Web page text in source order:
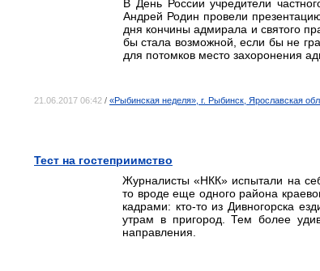
В День России учредители
Андрей Родин провели
дня кончины адмирала и святого
бы стала возможной, если бы не
для потомков место захоронения
21.06.2017 06:42 / «Рыбинская неделя», г. Рыбинск, Ярославская
Тест на гостеприимство
Журналисты «НКК» испытали на
то вроде еще одного района
кадрами: кто-то из Дивногорска
утрам в пригород. Тем более
направления.